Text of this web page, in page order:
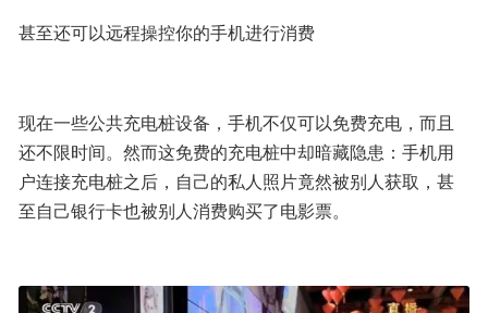
甚至还可以远程操控你的手机进行消费
现在一些公共充电桩设备，手机不仅可以免费充电，而且
还不限时间。然而这免费的充电桩中却暗藏隐患：手机用
户连接充电桩之后，自己的私人照片竟然被别人获取，甚
至自己银行卡也被别人消费购买了电影票。